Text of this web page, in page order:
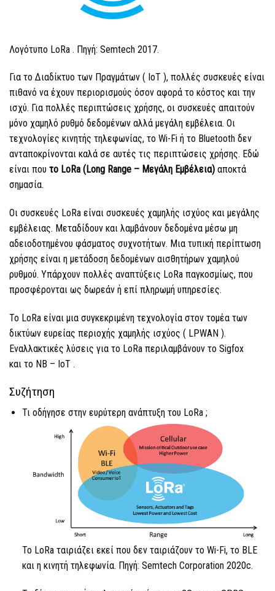
Λογότυπο LoRa . Πηγή: Semtech 2017.
Για το Διαδίκτυο των Πραγμάτων ( IoT ), πολλές συσκευές είναι
πιθανό να έχουν περιορισμούς όσον αφορά το κόστος και την
ισχύ. Για πολλές περιπτώσεις χρήσης, οι συσκευές απαιτούν
μόνο χαμηλό ρυθμό δεδομένων αλλά μεγάλη εμβέλεια. Οι
τεχνολογίες κινητής τηλεφωνίας, το Wi-Fi ή το Bluetooth δεν
ανταποκρίνονται καλά σε αυτές τις περιπτώσεις χρήσης. Εδώ
είναι που το LoRa (Long Range – Μεγάλη Εμβέλεια) αποκτά
σημασία.
Οι συσκευές LoRa είναι συσκευές χαμηλής ισχύος και μεγάλης
εμβέλειας. Μεταδίδουν και λαμβάνουν δεδομένα μέσω μη
αδειοδοτημένου φάσματος συχνοτήτων. Μια τυπική περίπτωση
χρήσης είναι η μετάδοση δεδομένων αισθητήρων χαμηλού
ρυθμού. Υπάρχουν πολλές αναπτύξεις LoRa παγκοσμίως, που
προσφέρονται ως δωρεάν ή επί πληρωμή υπηρεσίες.
Το LoRa είναι μια συγκεκριμένη τεχνολογία στον τομέα των
δικτύων ευρείας περιοχής χαμηλής ισχύος ( LPWAN ).
Εναλλακτικές λύσεις για το LoRa περιλαμβάνουν το Sigfox
και το NB – IoT .
Συζήτηση
Τι οδήγησε στην ευρύτερη ανάπτυξη του LoRa;
Το LoRaταιριάζει εκεί που δεν ταιριάζουν το Wi-Fi, το BLE
και η κινητή τηλεφωνία. Πηγή: Semtech Corporation 2020c.